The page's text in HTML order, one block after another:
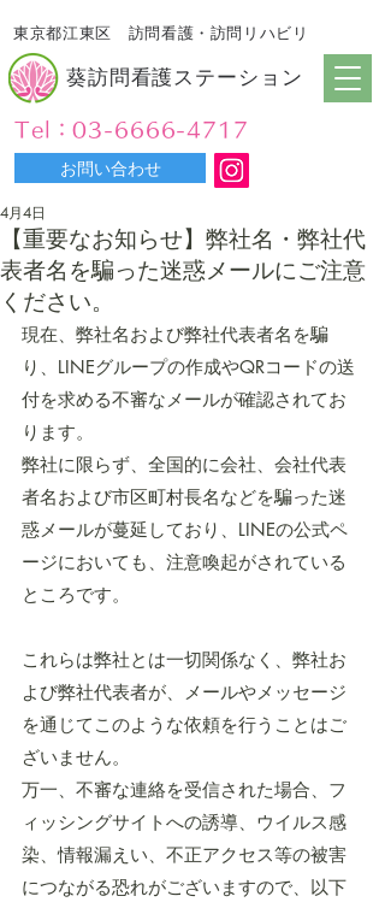
東京都江東区 訪問看護・訪問リハビリ
葵訪問看護ステーション
Tel：03-6666-4717
お問い合わせ
【重要なお知らせ】弊社名・弊社代
表者名を騙った迷惑メールにご注意
ください。
4月4日
現在、弊社名および弊社代表者名を騙
り、LINEグループの作成やQRコードの送
付を求める不審なメールが確認されてお
ります。
弊社に限らず、全国的に会社、会社代表
者名および市区町村長名などを騙った迷
惑メールが蔓延しており、LINEの公式ペ
ージにおいても、注意喚起がされている
ところです。
これらは弊社とは一切関係なく、弊社お
よび弊社代表者が、メールやメッセージ
を通じてこのような依頼を行うことはご
ざいません。
万一、不審な連絡を受信された場合、フ
ィッシングサイトへの誘導、ウイルス感
染、情報漏えい、不正アクセス等の被害
につながる恐れがございますので、以下